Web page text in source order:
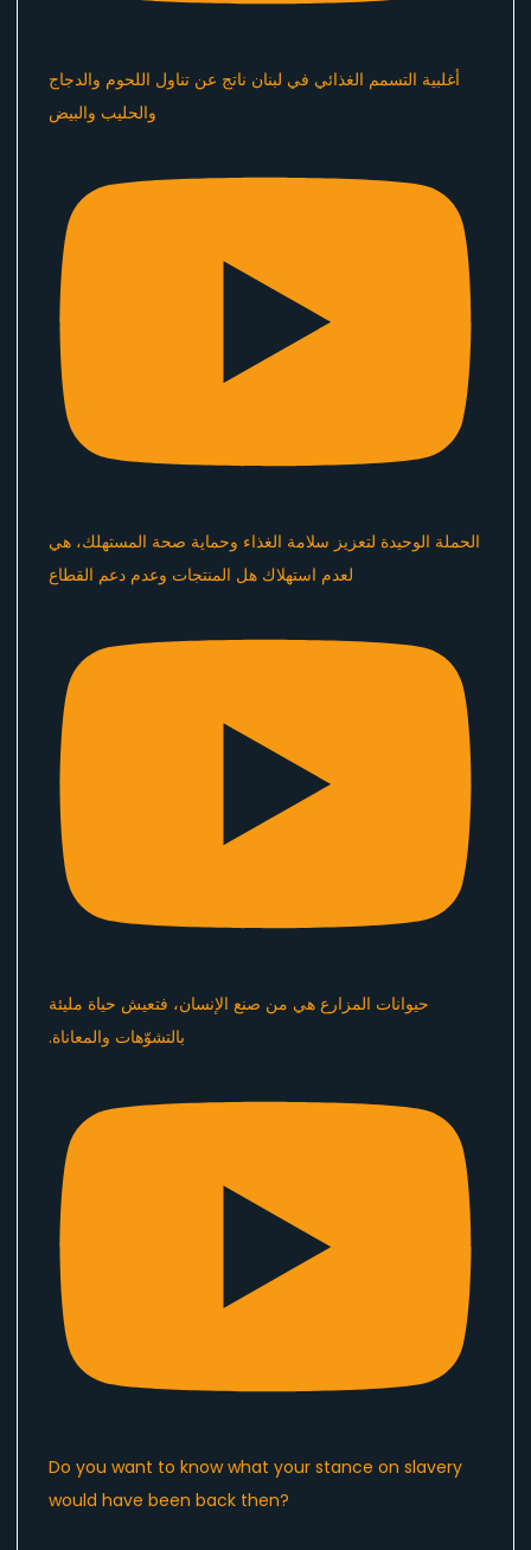
أغلبية التسمم الغذائي في لبنان ناتج عن تناول اللحوم والدجاج
والحليب والبيض
الحملة الوحيدة لتعزيز سلامة الغذاء وحماية صحة المستهلك، هي
لعدم استهلاك هل المنتجات وعدم دعم القطاع
Do you want to know what your stance on slavery
would have been back then?